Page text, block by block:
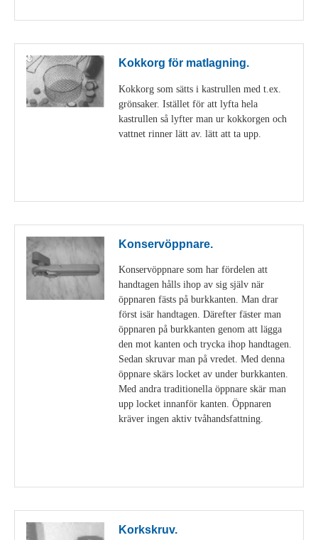
Kokkorg för matlagning.
Kokkorg som sätts i kastrullen med t.ex.
grönsaker. Istället för att lyfta hela
kastrullen så lyfter man ur kokkorgen och
vattnet rinner lätt av. lätt att ta upp.
Konservöppnare.
Konservöppnare som har fördelen att
handtagen hålls ihop av sig själv när
öppnaren fästs på burkkanten. Man drar
först isär handtagen. Därefter fäster man
öppnaren på burkkanten genom att lägga
den mot kanten och trycka ihop handtagen.
Sedan skruvar man på vredet. Med denna
öppnare skärs locket av under burkkanten.
Med andra traditionella öppnare skär man
upp locket innanför kanten. Öppnaren
kräver ingen aktiv tvåhandsfattning.
Korkskruv.